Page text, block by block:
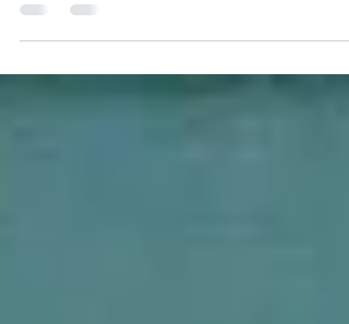
Fonte: Revista da Marinha Brasileira - Ed.
118, folhas 1509 e 1510 - Ano 1930.